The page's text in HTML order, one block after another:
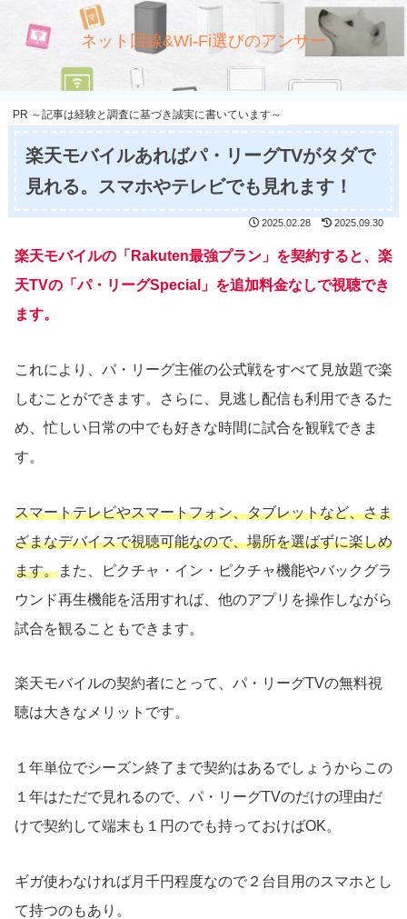
ネット回線&Wi-Fi選びのアンサー
PR ～記事は経験と調査に基づき誠実に書いています～
楽天モバイルあればパ・リーグTVがタダで
見れる。スマホやテレビでも見れます！
2025.02.28 2025.09.30
楽天モバイルの「Rakuten最強プラン」を契約すると、楽
天TVの「パ・リーグSpecial」を追加料金なしで視聴でき
ます。
これにより、パ・リーグ主催の公式戦をすべて見放題で楽
しむことができます。さらに、見逃し配信も利用できるた
め、忙しい日常の中でも好きな時間に試合を観戦できま
す。
スマートテレビやスマートフォン、タブレットなど、さま
ざまなデバイスで視聴可能なので、場所を選ばずに楽しめ
ます。また、ピクチャ・イン・ピクチャ機能やバックグラ
ウンド再生機能を活用すれば、他のアプリを操作しながら
試合を観ることもできます。
楽天モバイルの契約者にとって、パ・リーグTVの無料視
聴は大きなメリットです。
１年単位でシーズン終了まで契約はあるでしょうからこの
１年はただで見れるので、パ・リーグTVのだけの理由だ
けで契約して端末も１円のでも持っておけばOK。
ギガ使わなければ月千円程度なので２台目用のスマホとし
て持つのもあり。